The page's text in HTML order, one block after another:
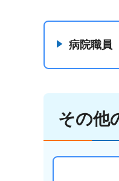
病院職員
その他